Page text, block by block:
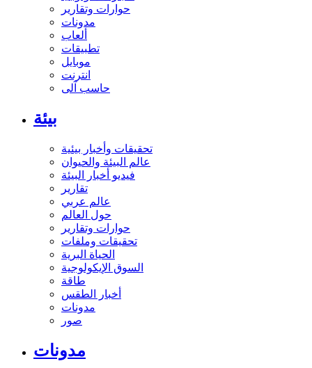
حوارات وتقارير
مدونات
ألعاب
تطبيقات
موبايل
انترنت
حاسب آلى
بيئة
تحقيقات وأخبار بيئية
عالم البيئة والحيوان
فيديو أخبار البيئة
تقارير
عالم عربي
حول العالم
حوارات وتقارير
تحقيقات وملفات
الحياة البرية
السوق الإيكولوجية
طاقة
أخبار الطقس
مدونات
صور
مدونات